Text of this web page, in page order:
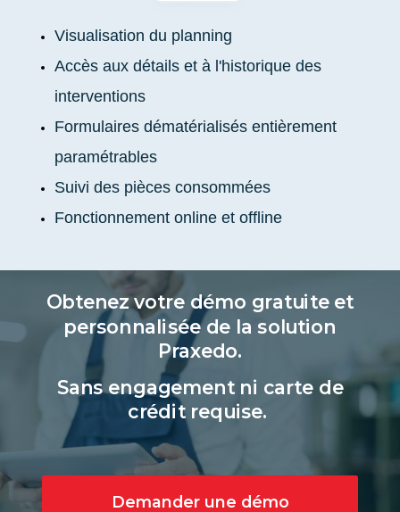
Visualisation du planning
Accès aux détails et à l'historique des
interventions
Formulaires dématérialisés entièrement
paramétrables
Suivi des pièces consommées
Fonctionnement online et offline
Obtenez votre démo gratuite et
personnalisée de la solution
Praxedo.
Sans engagement ni carte de
crédit requise.
Demander une démo